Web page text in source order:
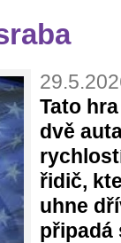
Tato
dvě
řidič,
uhne
připadá